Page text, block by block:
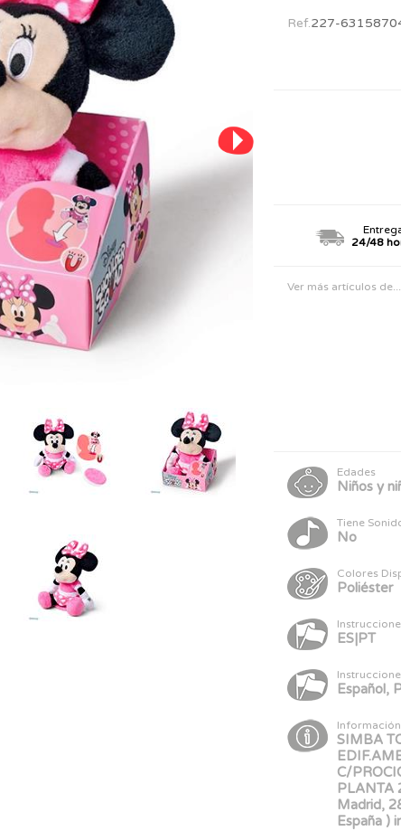
TODOS LOS JUGUETES
Ref.227-
24/48
Ver más artículos de...
Edades
Niños y
Tiene
No
Colores
Poliéster
ES|PT
Español,
SIMBA
C/
PLANTA
Madrid,
España )